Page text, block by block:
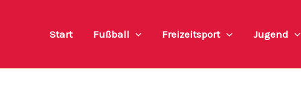
Start Fußball Freizeitsport Jugend